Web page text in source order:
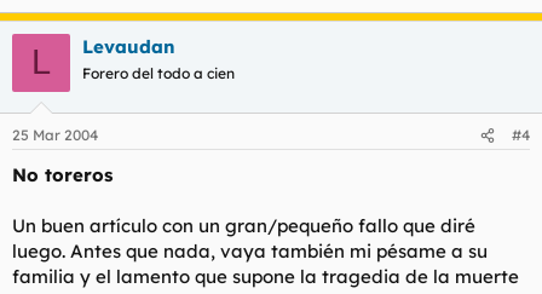
L Levaudan
Forero del todo a cien
25 Mar 2004 #4
No toreros
Un buen artículo con un gran/pequeño fallo que diré
luego. Antes que nada, vaya también mi pésame a su
familia y el lamento que supone la tragedia de la muerte